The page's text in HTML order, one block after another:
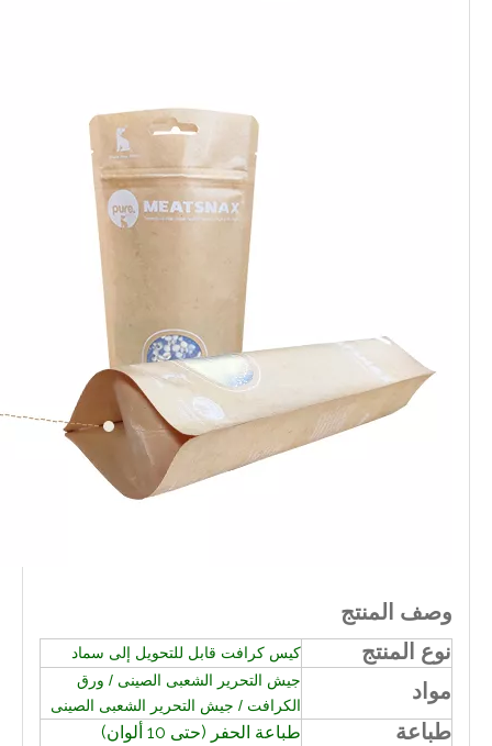
وصف المنتج
نوع المنتج
كيس كرافت قابل للتحويل إلى سماد
مواد
جيش التحرير الشعبى الصينى / ورق
الكرافت / جيش التحرير الشعبى الصينى
طباعة طباعة الحفر (حتى 10 ألوان)